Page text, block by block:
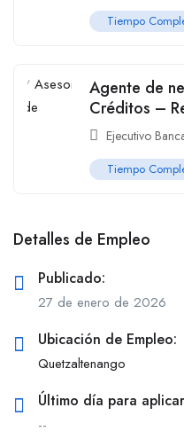
Tiempo
Agente de
Créditos –
Ejecutivo
Tiempo
Detalles de Empleo
Publicado:
27 de enero de 2026
Ubicación de Empleo:
Quetzaltenango
Último día para
--